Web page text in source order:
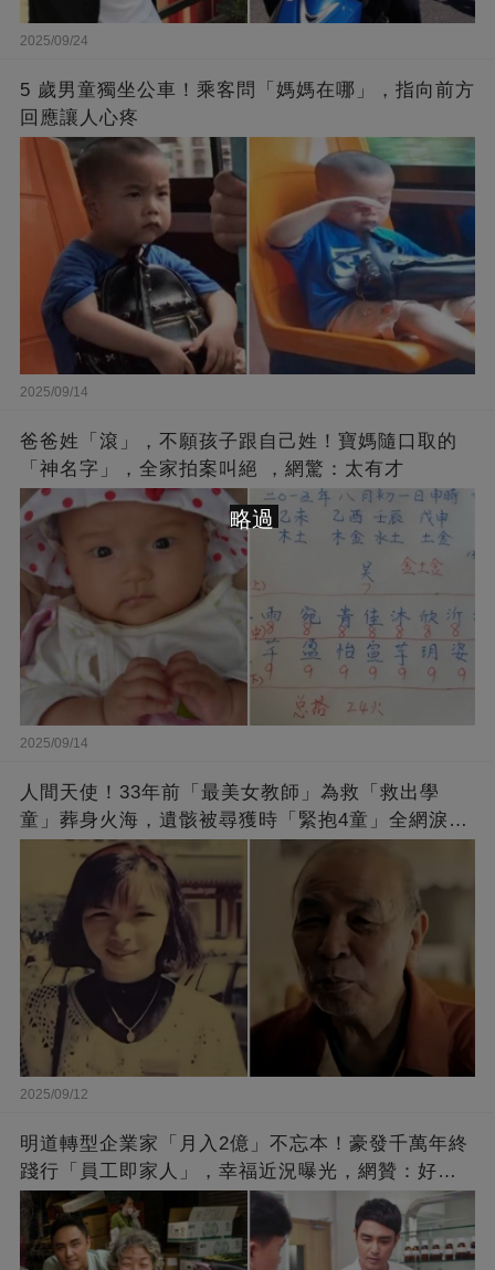
2025/09/24
5 歲男童獨坐公車！乘客問「媽媽在哪」，指向前方
回應讓人心疼
2025/09/14
爸爸姓「滾」，不願孩子跟自己姓！寶媽隨口取的
「神名字」，全家拍案叫絕 ，網驚：太有才
2025/09/14
人間天使！33年前「最美女教師」為救「救出學
童」葬身火海，遺骸被尋獲時「緊抱4童」全網淚
崩：真正的英雄不該被遺忘
2025/09/12
明道轉型企業家「月入2億」不忘本！豪發千萬年終
踐行「員工即家人」，幸福近況曝光，網贊：好老
闆的福報
略過